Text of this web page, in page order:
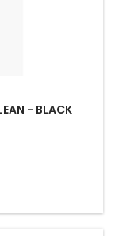
- BLACK